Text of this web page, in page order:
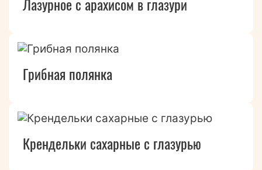
Грибная полянка
Крендельки сахарные с глазурью